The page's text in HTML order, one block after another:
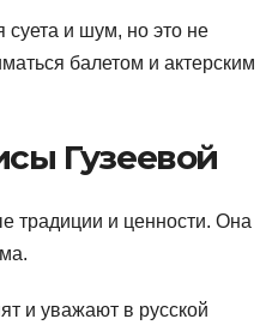
суета и шум, но это не
балетом и актерским
Гузеевой
традиции и ценности. Она
и уважают в русской